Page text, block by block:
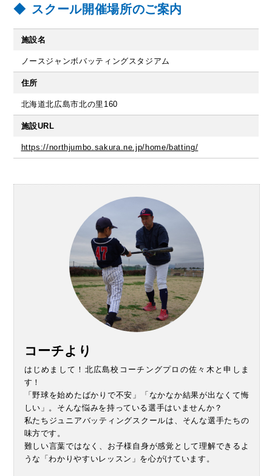
スクール開催場所のご案内
施設名
ノースジャンボバッティングスタジアム
住所
北海道北広島市北の里160
施設URL
https://northjumbo.sakura.ne.jp/home/batting/
コーチより
はじめまして！北広島校コーチングプロの佐々木と申しま
す！
「野球を始めたばかりで不安」「なかなか結果が出なくて悔
しい」。そんな悩みを持っている選手はいませんか？
私たちジュニアバッティングスクールは、そんな選手たちの
味方です。
難しい言葉ではなく、お子様自身が感覚として理解できるよ
うな「わかりやすいレッスン」を心がけています。